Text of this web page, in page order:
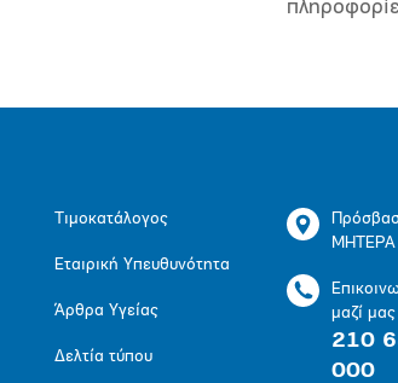
Τιμοκατάλογος
Εταιρική Υπευθυνότητα
Άρθρα Υγείας
Δελτία τύπου
ΜΗΤΕΡΑ
μαζί μας
210
000